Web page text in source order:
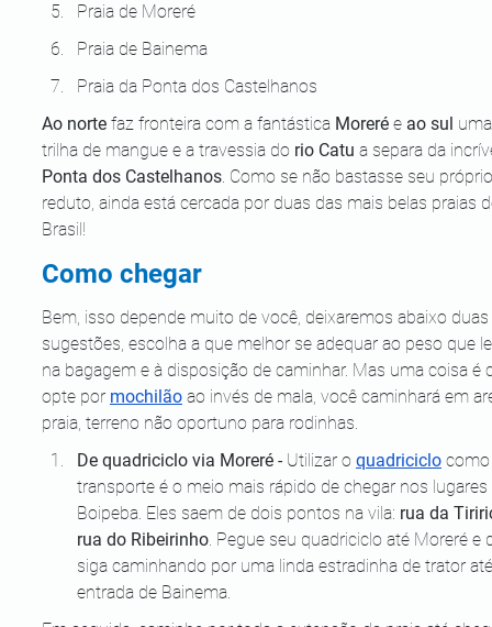
Praia de Moreré
Praia de Bainema
Praia da Ponta dos Castelhanos
Ao norte faz fronteira com a fantástica Moreré e ao sul
trilha de mangue e a travessia do rio Catu a separa da
Ponta dos Castelhanos. Como se não bastasse seu
reduto, ainda está cercada por duas das mais belas praias
Brasil!
Como chegar
Bem, isso depende muito de você, deixaremos abaixo duas
sugestões, escolha a que melhor se adequar ao peso que
na bagagem e à disposição de caminhar. Mas uma coisa é
opte por mochilão ao invés de mala, você caminhará em
praia, terreno não oportuno para rodinhas.
De quadriciclo via Moreré - Utilizar o quadriciclo
transporte é o meio mais rápido de chegar nos
Boipeba. Eles saem de dois pontos na vila: rua da
rua do Ribeirinho. Pegue seu quadriciclo até Moreré e
siga caminhando por uma linda estradinha de trator
entrada de Bainema.